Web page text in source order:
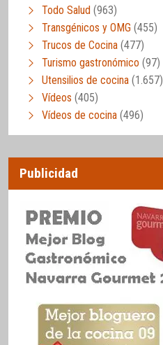
Todo Salud (963)
Transgénicos y OMG (455)
Trucos de Cocina (477)
Turismo gastronómico (97)
Utensilios de cocina (1.657)
Vídeos (405)
Vídeos de cocina (496)
Publicidad